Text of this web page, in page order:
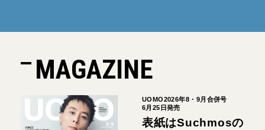
MAGAZINE
UOMO2026年8・9月合併号
6月25日発売
表紙はSuchmosの